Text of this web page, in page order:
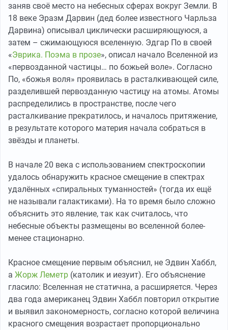
заняв своё место на небесных сферах вокруг Земли. В
18 веке Эразм Дарвин (дед более известного Чарльза
Дарвина) описывал циклически расширяющуюся, а
затем – сжимающуюся вселенную. Эдгар По в своей
«Эврика. Поэма в прозе», описал начало Вселенной из
«первозданной частицы… по божьей воле». Согласно
По, «божья воля» проявилась в расталкивающей силе,
разделившей первозданную частицу на атомы. Атомы
распределились в пространстве, после чего
расталкивание прекратилось, и началось притяжение,
в результате которого материя начала собраться в
звёзды и планеты.
В начале 20 века с использованием спектроскопии
удалось обнаружить красное смещение в спектрах
удалённых «спиральных туманностей» (тогда их ещё
не называли галактиками). На то время было сложно
объяснить это явление, так как считалось, что
небесные объекты размещены во вселенной более-
менее стационарно.
Красное смещение первым объяснил, не Эдвин Хаббл,
а Жорж Леметр (католик и иезуит). Его объяснение
гласило: Вселенная не статична, а расширяется. Через
два года американец Эдвин Хаббл повторил открытие
и выявил закономерность, согласно которой величина
красного смещения возрастает пропорционально